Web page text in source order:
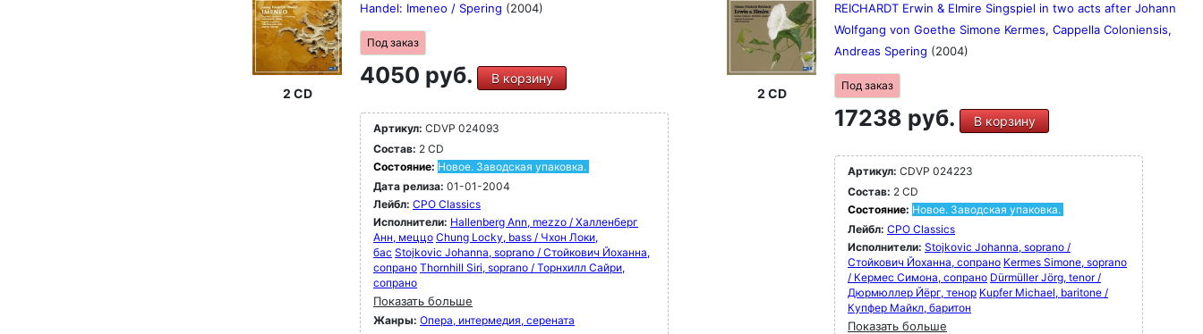
2 CD
Handel: Imeneo / Spering (2004)
Под заказ
4050 руб. В корзину
Артикул: CDVP 024093
Состав: 2 CD
Состояние: Новое. Заводская упаковка.
Дата релиза: 01-01-2004
Лейбл: CPO Classics
Исполнители: Hallenberg Ann, mezzo / Халленберг
Анн, меццо Chung Locky, bass / Чхон Локи,
бас Stojkovic Johanna, soprano / Стойкович Йоханна,
сопрано Thornhill Siri, soprano / Торнхилл Сайри,
сопрано
Показать больше
Жанры: Опера, интермедия, серената
2 CD
REICHARDT Erwin & Elmire Singspiel in two acts after Johann
Wolfgang von Goethe Simone Kermes, Cappella Coloniensis,
Andreas Spering (2004)
Под заказ
17238 руб. В корзину
Артикул: CDVP 024223
Состав: 2 CD
Состояние: Новое. Заводская упаковка.
Лейбл: CPO Classics
Исполнители: Stojkovic Johanna, soprano /
Стойкович Йоханна, сопрано Kermes Simone, soprano
/ Кермес Симона, сопрано Dürmüller Jörg, tenor /
Дюрмюллер Йёрг, тенор Kupfer Michael, baritone /
Купфер Майкл, баритон
Показать больше